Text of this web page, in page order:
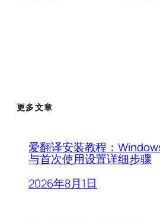
更多文章
爱翻译安装教程：
与首次使用设置详细步骤
2026年8月1日